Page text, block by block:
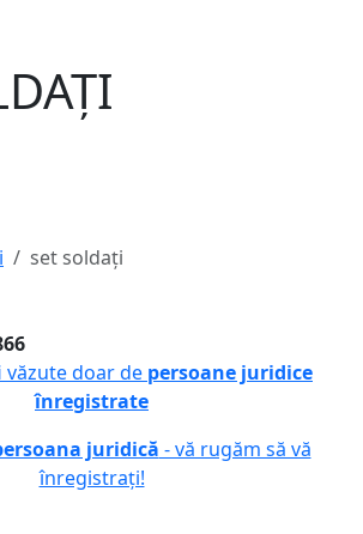
set soldați
doar de persoane juridice
înregistrate
juridică - vă rugăm să vă
înregistrați!